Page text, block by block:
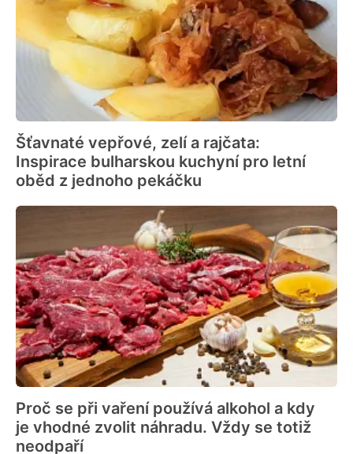
Šťavnaté vepřové, zelí a rajčata:
Inspirace bulharskou kuchyní pro letní
oběd z jednoho pekáčku
Proč se při vaření používá alkohol a kdy
je vhodné zvolit náhradu. Vždy se totiž
neodpaří